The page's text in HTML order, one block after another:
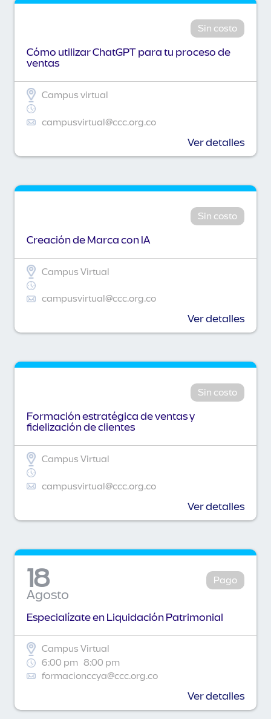
Sin costo
Cómo utilizar ChatGPT para tu proceso de
ventas
Campus virtual
campusvirtual@ccc.org.co
Ver detalles
Sin costo
Creación de Marca con IA
Campus Virtual
campusvirtual@ccc.org.co
Ver detalles
Sin costo
Formación estratégica de ventas y
fidelización de clientes
Campus Virtual
campusvirtual@ccc.org.co
Ver detalles
18
Agosto
Pago
Especialízate en Liquidación Patrimonial
Campus Virtual
6:00 pm 8:00 pm
formacionccya@ccc.org.co
Ver detalles